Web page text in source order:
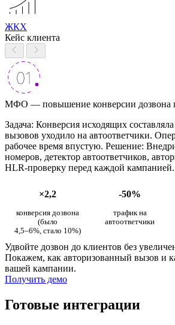
ЖКХ
Кейс клиента
МФО — повышение конверсии дозвона
Задача: Конверсия исходящих
вызовов уходило на автоответчики.
рабочее время впустую. Решение:
номеров, детектор автоответчиков,
HLR-проверку перед каждой кампанией.
×2,2 -50%
конверсия дозвона
(было
4,5–6%, стало 10%)
трафик на
автоответчики
Удвойте дозвон до клиентов без
Покажем, как авторизованный вызов и
вашей кампании.
Получить демо
Готовые интеграции